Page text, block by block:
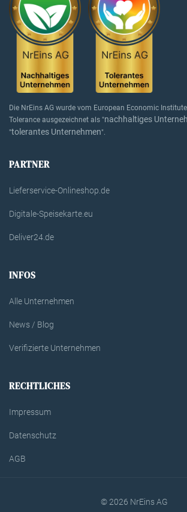
Die NrEins AG wurde vom European Economic
Tolerance ausgezeichnet als "nachhaltiges
"tolerantes Unternehmen".
PARTNER
Lieferservice-Onlineshop.de
Digitale-Speisekarte.eu
Deliver24.de
INFOS
Alle Unternehmen
News / Blog
Verifizierte Unternehmen
RECHTLICHES
Impressum
Datenschutz
AGB
© 2026 NrEins AG